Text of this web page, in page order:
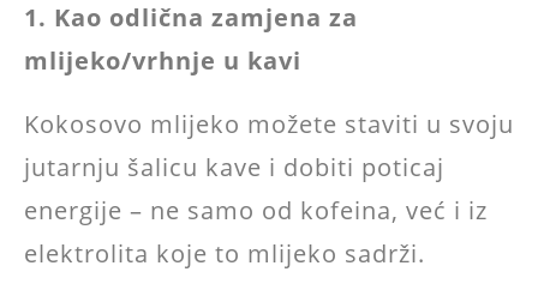
1. Kao odlična zamjena za
mlijeko/vrhnje u kavi
Kokosovo mlijeko možete staviti u svoju
jutarnju šalicu kave i dobiti poticaj
energije – ne samo od kofeina, već i iz
elektrolita koje to mlijeko sadrži.